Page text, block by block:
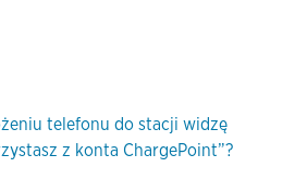
telefonu do stacji widzę
z konta ChargePoint”?